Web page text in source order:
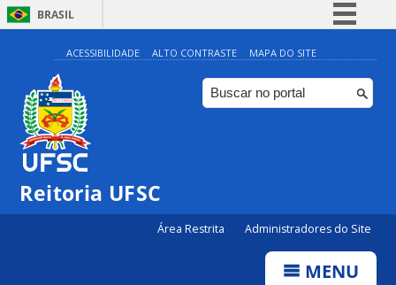
BRASIL
Simplifique!
Comunica BR
Participe
ACESSIBILIDADE ALTO CONTRASTE MAPA DO SITE
Reitoria UFSC
Área Restrita Administradores do Site
MENU